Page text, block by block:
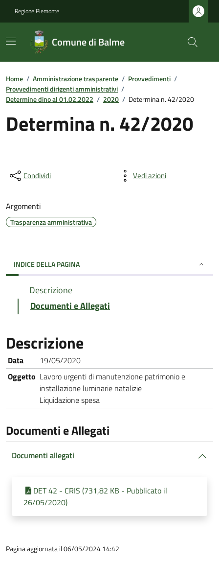
Regione Piemonte
Comune di Balme
Home / Amministrazione trasparente / Provvedimenti /
Provvedimenti dirigenti amministrativi /
Determine dino al 01.02.2022 / 2020 / Determina n. 42/2020
Determina n. 42/2020
Condividi Vedi azioni
Argomenti
Trasparenza amministrativa
INDICE DELLA PAGINA
Descrizione
Documenti e Allegati
Descrizione
Data
19/05/2020
Oggetto Lavoro urgenti di manutenzione patrimonio e
installazione luminarie natalizie
Liquidazione spesa
Documenti e Allegati
Documenti allegati
DET 42 - CRIS (731,82 KB - Pubblicato il
26/05/2020)
Pagina aggiornata il 06/05/2024 14:42